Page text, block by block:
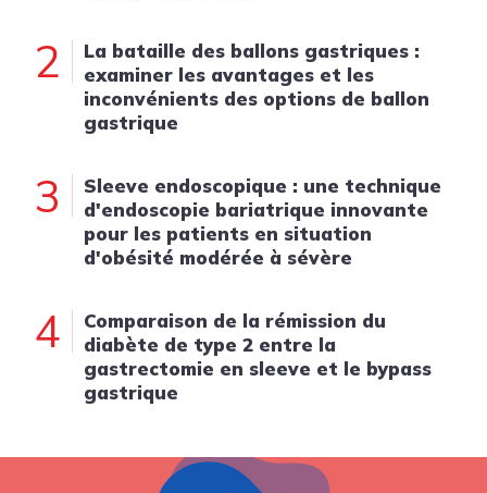
2
La bataille des ballons gastriques :
examiner les avantages et les
inconvénients des options de ballon
gastrique
3
Sleeve endoscopique : une technique
d'endoscopie bariatrique innovante
pour les patients en situation
d'obésité modérée à sévère
4
Comparaison de la rémission du
diabète de type 2 entre la
gastrectomie en sleeve et le bypass
gastrique